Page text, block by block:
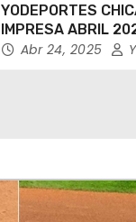
YODEPORTES
IMPRESA ABRIL
Abr 24, 2025